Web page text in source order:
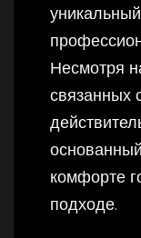
Несмотря
связанных
комфорте
подходе.